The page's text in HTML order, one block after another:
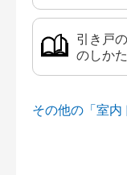
引き戸
のしか
その他の「室